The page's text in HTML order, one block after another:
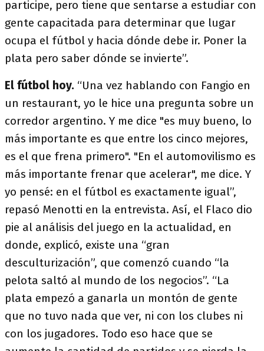
participe, pero tiene que sentarse a estudiar con
gente capacitada para determinar que lugar
ocupa el fútbol y hacia dónde debe ir. Poner la
plata pero saber dónde se invierte”.
El fútbol hoy. “Una vez hablando con Fangio en
un restaurant, yo le hice una pregunta sobre un
corredor argentino. Y me dice "es muy bueno, lo
más importante es que entre los cinco mejores,
es el que frena primero". "En el automovilismo es
más importante frenar que acelerar", me dice. Y
yo pensé: en el fútbol es exactamente igual”,
repasó Menotti en la entrevista. Así, el Flaco dio
pie al análisis del juego en la actualidad, en
donde, explicó, existe una “gran
desculturización”, que comenzó cuando “la
pelota saltó al mundo de los negocios”. “La
plata empezó a ganarla un montón de gente
que no tuvo nada que ver, ni con los clubes ni
con los jugadores. Todo eso hace que se